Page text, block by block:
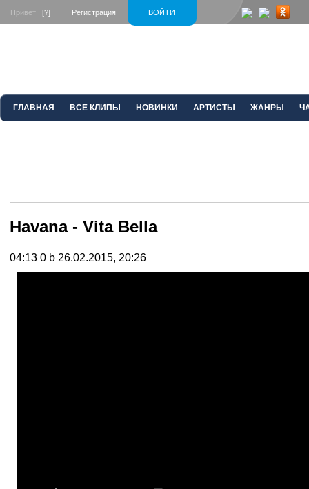
ВОЙТИ
Привет [?] Регистрация
ГЛАВНАЯ ВСЕ КЛИПЫ НОВИНКИ АРТИСТЫ ЖАНРЫ
Havana - Vita Bella
04:13 0 b 26.02.2015, 20:26